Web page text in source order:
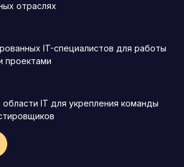
отраслях
IT-специалистов для работы
проектами
IT для укрепления команды